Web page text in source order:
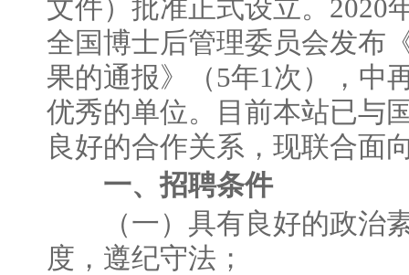
文件）批准正式设立。2020
全国博士后管理委员会发布
果的通报》（5年1次），中
优秀的单位。目前本站已与
良好的合作关系，现联合面
一、招聘条件
（一）具有良好的政治素
度，遵纪守法；